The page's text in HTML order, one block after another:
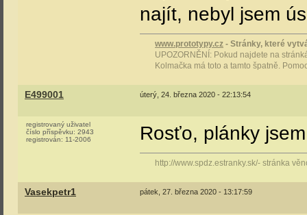
najít, nebyl jsem
www.prototypy.cz - Stránky, které
UPOZORNĚNÍ: Pokud najdete na
Kolmačka má toto a tamto špatně.
E499001 úterý, 24. března 2020 - 22:13:54
registrovaný uživatel
číslo příspěvku: 2943
registrován: 11-2006 Rosťo, plánky
http://www.spdz.estranky.sk/- stránka
Vasekpetr1 pátek, 27. března 2020 - 13:17:59